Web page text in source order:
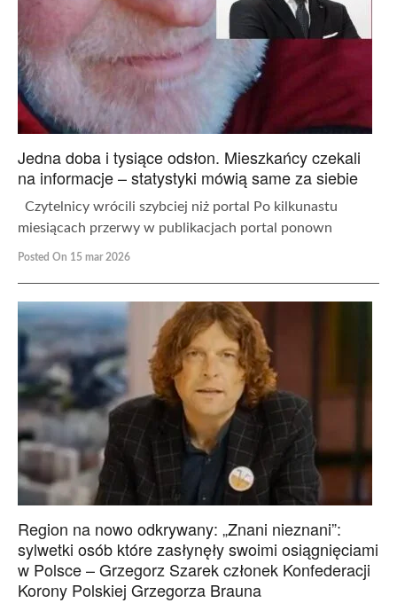
Jedna doba i tysiące odsłon. Mieszkańcy czekali
na informacje – statystyki mówią same za siebie
Czytelnicy wrócili szybciej niż portal Po kilkunastu
miesiącach przerwy w publikacjach portal ponown
Posted On 15 mar 2026
Region na nowo odkrywany: „Znani nieznani”:
sylwetki osób które zasłynęły swoimi osiągnięciami
w Polsce – Grzegorz Szarek członek Konfederacji
Korony Polskiej Grzegorza Brauna